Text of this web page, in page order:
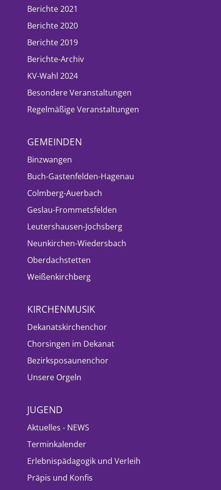
Berichte 2021
Berichte 2020
Berichte 2019
Berichte-Archiv
KV-Wahl 2024
Besondere Veranstaltungen
Regelmäßige Veranstaltungen
GEMEINDEN
Binzwangen
Buch-Gastenfelden-Hagenau
Colmberg-Auerbach
Geslau-Frommetsfelden
Leutershausen-Jochsberg
Neunkirchen-Wiedersbach
Oberdachstetten
Weißenkirchberg
KIRCHENMUSIK
Dekanatskirchenchor
Chorsingen im Dekanat
Bezirksposaunenchor
Unsere Orgeln
JUGEND
Aktuelles - NEWS
Terminkalender
Erlebnispädagogik und Verleih
Präpis und Konfis